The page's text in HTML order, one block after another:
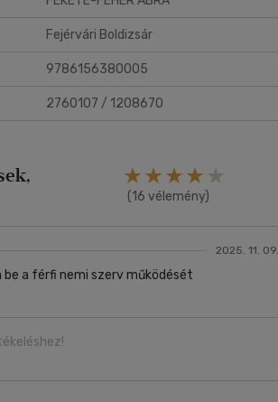
Fejérvári Boldizsár
9786156380005
2760107 / 1208670
(16 vélemény)
2025. 11. 09.
a férfi nemi szerv működését